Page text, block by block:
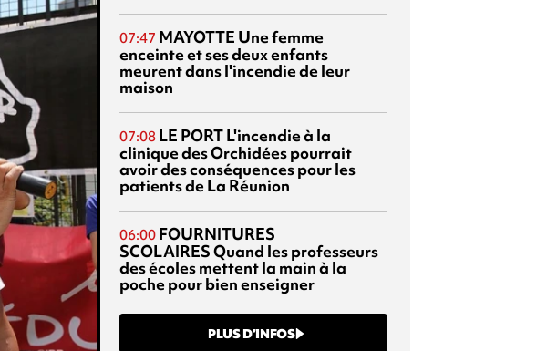
07:47 MAYOTTE Une femme
enceinte et ses deux enfants
meurent dans l'incendie de leur
maison
07:08 LE PORTL'incendie à la
clinique des Orchidées pourrait
avoir des conséquences pour les
patients de La Réunion
06:00 FOURNITURES
SCOLAIRESQuand les professeurs
des écoles mettent la main à la
poche pour bien enseigner
PLUS D’INFOS